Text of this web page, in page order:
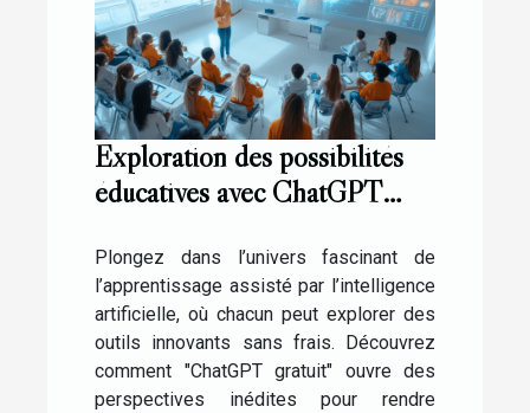
Exploration des possibilités
éducatives avec ChatGPT
Plongez dans l’univers fascinant de
l’apprentissage assisté par l’intelligence
artificielle, où chacun peut explorer des
outils innovants sans frais. Découvrez
comment "ChatGPT gratuit" ouvre des
perspectives inédites pour rendre